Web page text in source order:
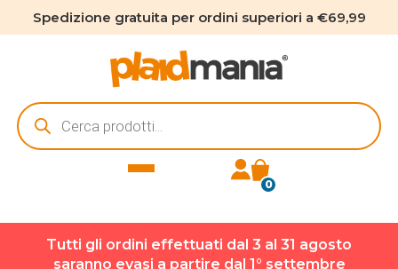
Spedizione gratuita per ordini superiori a €69,99
Ricerca
prodotti
0
Tutti gli ordini effettuati dal 3 al 31 agosto
saranno evasi a partire dal 1° settembre